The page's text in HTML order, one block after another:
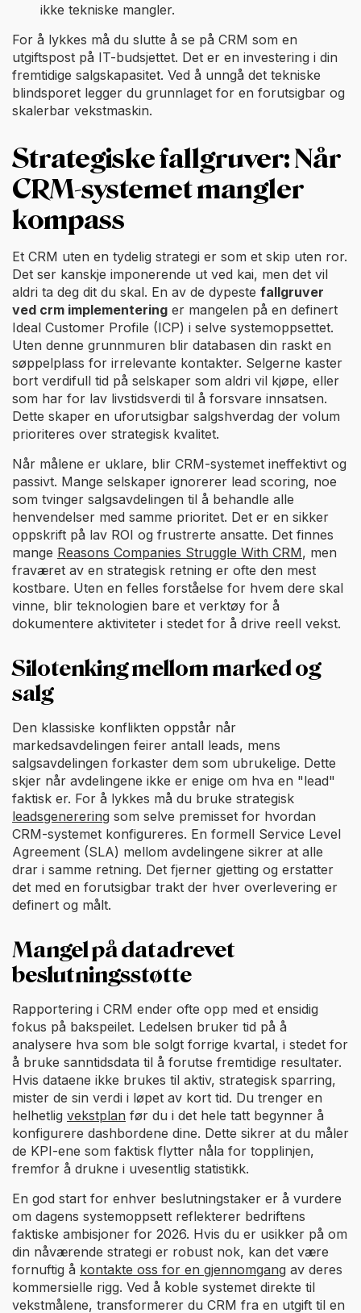
ikke tekniske mangler.
For å lykkes må du slutte å se på CRM som en
utgiftspost på IT-budsjettet. Det er en investering i din
fremtidige salgskapasitet. Ved å unngå det tekniske
blindsporet legger du grunnlaget for en forutsigbar og
skalerbar vekstmaskin.
Strategiske fallgruver: Når
CRM-systemet mangler
kompass
Et CRM uten en tydelig strategi er som et skip uten ror.
Det ser kanskje imponerende ut ved kai, men det vil
aldri ta deg dit du skal. En av de dypeste fallgruver
ved crm implementering er mangelen på en definert
Ideal Customer Profile (ICP) i selve systemoppsettet.
Uten denne grunnmuren blir databasen din raskt en
søppelplass for irrelevante kontakter. Selgerne kaster
bort verdifull tid på selskaper som aldri vil kjøpe, eller
som har for lav livstidsverdi til å forsvare innsatsen.
Dette skaper en uforutsigbar salgshverdag der volum
prioriteres over strategisk kvalitet.
Når målene er uklare, blir CRM-systemet ineffektivt og
passivt. Mange selskaper ignorerer lead scoring, noe
som tvinger salgsavdelingen til å behandle alle
henvendelser med samme prioritet. Det er en sikker
oppskrift på lav ROI og frustrerte ansatte. Det finnes
mange Reasons Companies Struggle With CRM, men
fraværet av en strategisk retning er ofte den mest
kostbare. Uten en felles forståelse for hvem dere skal
vinne, blir teknologien bare et verktøy for å
dokumentere aktiviteter i stedet for å drive reell vekst.
Silotenking mellom marked og
salg
Den klassiske konflikten oppstår når
markedsavdelingen feirer antall leads, mens
salgsavdelingen forkaster dem som ubrukelige. Dette
skjer når avdelingene ikke er enige om hva en "lead"
faktisk er. For å lykkes må du bruke strategisk
leadsgenerering som selve premisset for hvordan
CRM-systemet konfigureres. En formell Service Level
Agreement (SLA) mellom avdelingene sikrer at alle
drar i samme retning. Det fjerner gjetting og erstatter
det med en forutsigbar trakt der hver overlevering er
definert og målt.
Mangel på datadrevet
beslutningsstøtte
Rapportering i CRM ender ofte opp med et ensidig
fokus på bakspeilet. Ledelsen bruker tid på å
analysere hva som ble solgt forrige kvartal, i stedet for
å bruke sanntidsdata til å forutse fremtidige resultater.
Hvis dataene ikke brukes til aktiv, strategisk sparring,
mister de sin verdi i løpet av kort tid. Du trenger en
helhetlig vekstplan før du i det hele tatt begynner å
konfigurere dashbordene dine. Dette sikrer at du måler
de KPI-ene som faktisk flytter nåla for topplinjen,
fremfor å drukne i uvesentlig statistikk.
En god start for enhver beslutningstaker er å vurdere
om dagens systemoppsett reflekterer bedriftens
faktiske ambisjoner for 2026. Hvis du er usikker på om
din nåværende strategi er robust nok, kan det være
fornuftig å kontakte oss for en gjennomgang av deres
kommersielle rigg. Ved å koble systemet direkte til
vekstmålene, transformerer du CRM fra en utgift til en